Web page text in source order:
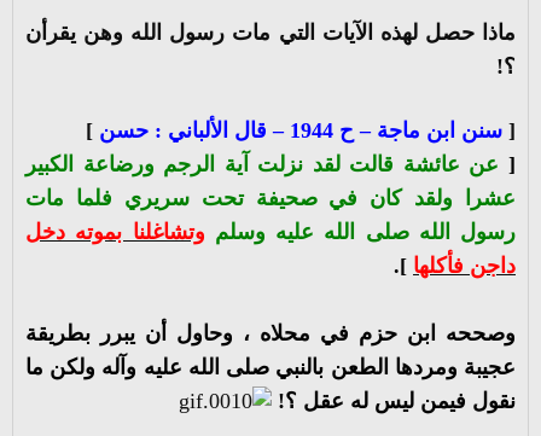
ماذا حصل لهذه الآيات التي مات رسول الله وهن يقرأن
؟!
[ سنن ابن ماجة – ح 1944 – قال الألباني : حسن
]
[ عن عائشة قالت لقد نزلت آية الرجم ورضاعة الكبير
عشرا ولقد كان في صحيفة تحت سريري فلما مات
رسول الله صلى الله عليه وسلم وتشاغلنا بموته دخل
داجن فأكلها ].
وصححه ابن حزم في محلاه ، وحاول أن يبرر بطريقة
عجيبة ومردها الطعن بالنبي صلى الله عليه وآله ولكن ما
نقول فيمن ليس له عقل ؟!